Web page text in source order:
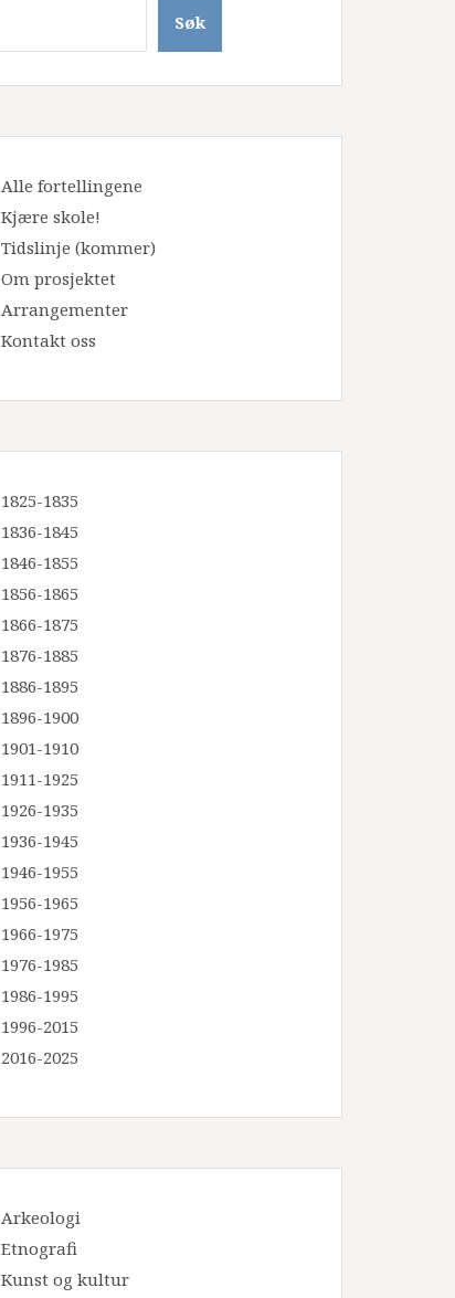
Søk
Alle fortellingene
Kjære skole!
Tidslinje (kommer)
Om prosjektet
Arrangementer
Kontakt oss
1825-1835
1836-1845
1846-1855
1856-1865
1866-1875
1876-1885
1886-1895
1896-1900
1901-1910
1911-1925
1926-1935
1936-1945
1946-1955
1956-1965
1966-1975
1976-1985
1986-1995
1996-2015
2016-2025
Arkeologi
Etnografi
Kunst og kultur